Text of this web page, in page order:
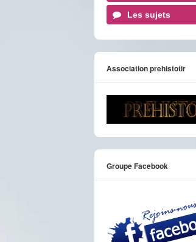
Les sujets
Association prehistotir
Groupe Facebook